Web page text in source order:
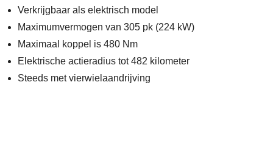
Verkrijgbaar als elektrisch model
Maximumvermogen van 305 pk (224 kW)
Maximaal koppel is 480 Nm
Elektrische actieradius tot 482 kilometer
Steeds met vierwielaandrijving